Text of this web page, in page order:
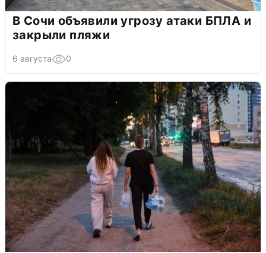
В Сочи объявили угрозу атаки БПЛА и
закрыли пляжи
6 августа 0